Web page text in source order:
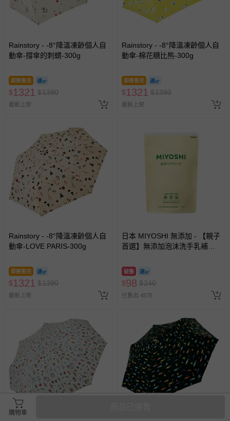
Rainstory - -8°降溫凍齡個人自
動傘-撐傘的刺蝟-300g
即將售完
$1321 $1390
最新上架
Rainstory - -8°降溫凍齡個人自
動傘-棉花糖比熊-300g
即將售完
$1321 $1390
最新上架
Rainstory - -8°降溫凍齡個人自
動傘-LOVE PARIS-300g
即將售完
$1321 $1390
最新上架
日本 MIYOSHI 無添加 - 【親子
首選】無添加泡沫洗手乳補充
破盤
$98 $240
已售出 4575
購物車